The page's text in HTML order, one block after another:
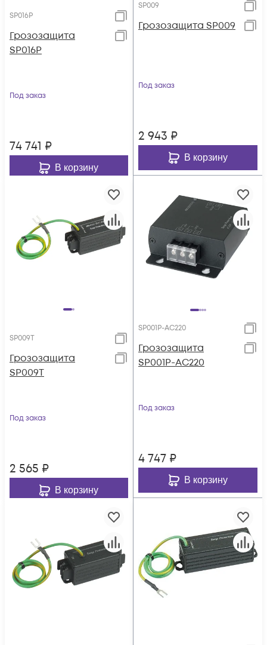
SP016P
Грозозащита
SP016P
Под заказ
74 741 ₽
В корзину
SP009
Грозозащита SP009
Под заказ
2 943 ₽
В корзину
SP009T
Грозозащита
SP009T
Под заказ
2 565 ₽
В корзину
SP001P-AC220
Грозозащита
SP001P-AC220
Под заказ
4 747 ₽
В корзину